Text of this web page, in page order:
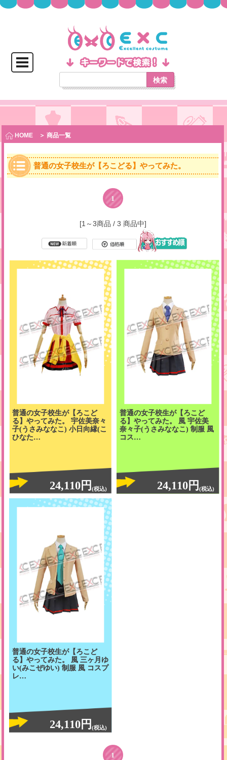
検索
HOME ＞ 商品一覧
普通の女子校生が【ろこどる】やってみた。
1
[1～3商品 / 3 商品中]
普通の女子校生が【ろこど
る】やってみた。 宇佐美奈々
子(うさみななこ) 小日向縁(こ
ひなた…
24,110円(税込)
普通の女子校生が【ろこど
る】やってみた。 風 宇佐美
奈々子(うさみななこ) 制服 風
コス…
24,110円(税込)
普通の女子校生が【ろこど
る】やってみた。 風 三ヶ月ゆ
い(みこぜゆい) 制服 風 コスプ
レ…
24,110円(税込)
1